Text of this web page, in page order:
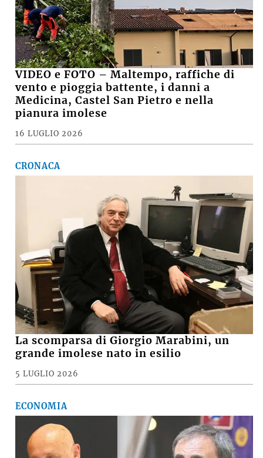
VIDEO e FOTO – Maltempo, raffiche di
vento e pioggia battente, i danni a
Medicina, Castel San Pietro e nella
pianura imolese
16 LUGLIO 2026
CRONACA
La scomparsa di Giorgio Marabini, un
grande imolese nato in esilio
5 LUGLIO 2026
ECONOMIA